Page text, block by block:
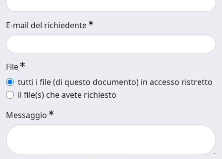
E-mail del richiedente
File
tutti i file (di questo documento) in accesso ristretto
il file(s) che avete richiesto
Messaggio